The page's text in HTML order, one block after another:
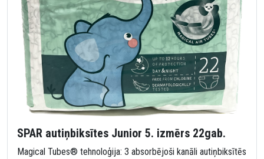
SPAR autiņbiksītes Junior 5. izmērs 22gab.
Magical Tubes® tehnoloģija: 3 absorbējoši kanāli autiņbiksītēs